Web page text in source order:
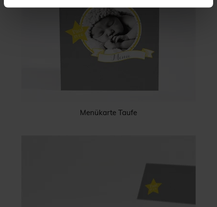
Menükarte Taufe